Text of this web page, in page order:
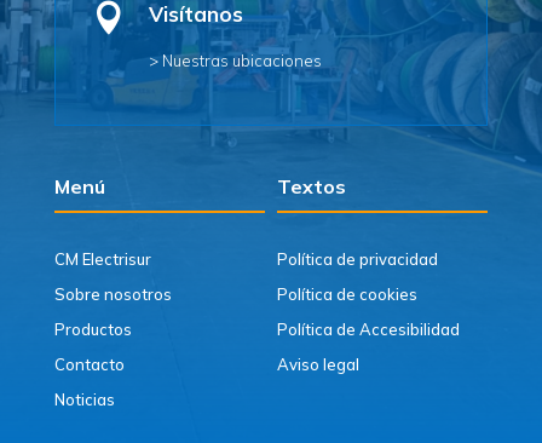
 Visítanos
> Nuestras ubicaciones
Menú Textos
CM Electrisur
Sobre nosotros
Productos
Contacto
Noticias
Política de privacidad
Política de cookies
Política de Accesibilidad
Aviso legal